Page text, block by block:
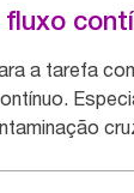
a tarefa